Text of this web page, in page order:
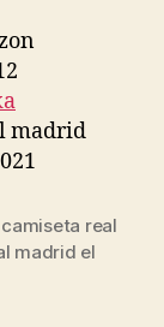
camiseta real
madrid el